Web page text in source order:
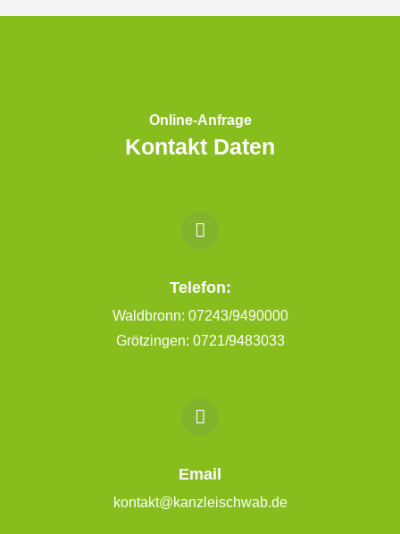
Online-Anfrage
Kontakt Daten
Telefon:
Waldbronn: 07243/9490000
Grötzingen: 0721/9483033
Email
kontakt@kanzleischwab.de